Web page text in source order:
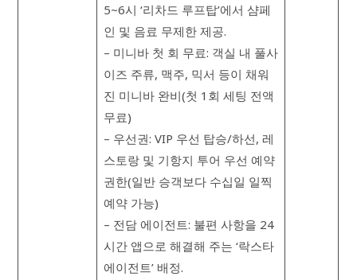
5~6시 ‘리차드 루프탑’에서 샴페
인 및 음료 무제한 제공.
– 미니바 첫 회 무료: 객실 내 풀사
이즈 주류, 맥주, 믹서 등이 채워
진 미니바 완비(첫 1회 세팅 전액
무료)
– 우선권: VIP 우선 탑승/하선, 레
스토랑 및 기항지 투어 우선 예약
권한(일반 승객보다 수십일 일찍
예약 가능)
– 전담 에이전트: 불편 사항을 24
시간 앱으로 해결해 주는 ‘락스타
에이전트’ 배정.